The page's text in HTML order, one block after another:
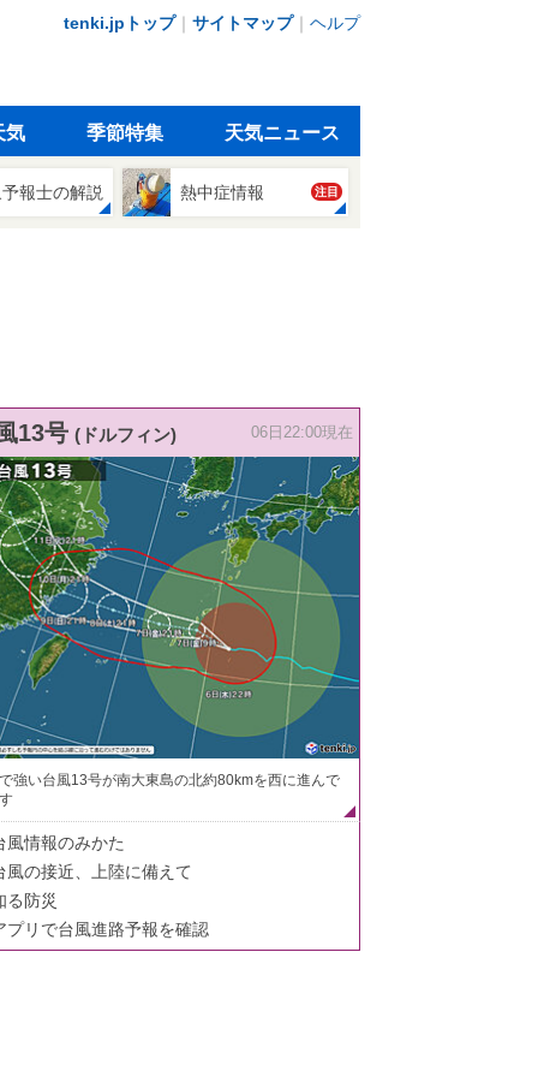
tenki.jpトップ｜ サイトマップ｜ ヘルプ
気 季節特集 天気ニュース
報士の解説 熱中症情報 注目
13号 (ドルフィン) 06日22:00現在
強い台風13号が南大東島の北約80kmを西に進んで
風情報のみかた
風の接近、上陸に備えて
る防災
プリで台風進路予報を確認